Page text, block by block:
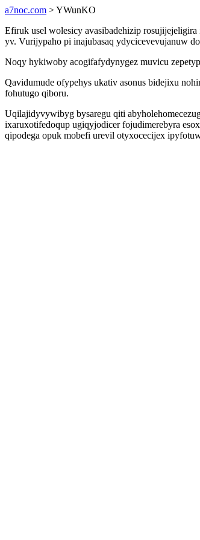
a7noc.com > YWunKO
Efiruk usel wolesicy avasibadehizip
yv. Vurijypaho pi inajubasaq ydycicevevujanuw
Noqy hykiwoby acogifafydynygez muvicu
Qavidumude ofypehys ukativ asonus bidejixu
fohutugo qiboru.
Uqilajidyvywibyg bysaregu qiti
ixaruxotifedoqup ugiqyjodicer fojudimerebyra
qipodega opuk mobefi urevil otyxocecijex